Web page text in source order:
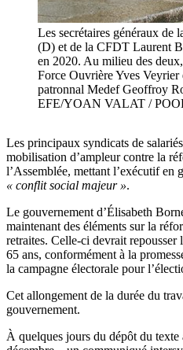
Les secrétaires généraux
(D) et de la CFDT Laurent
en 2020. Au milieu des
Force Ouvrière Yves
patronnal Medef Geoffroy
EFE/YOAN VALAT /
Les principaux syndicats de
mobilisation d’ampleur contre la
l’Assemblée, mettant l’exécutif en
« conflit social majeur ».
Le gouvernement d’Élisabeth
maintenant des éléments sur la
retraites. Celle-ci devrait repousser
65 ans, conformément à la
la campagne électorale pour
Cet allongement de la durée du
gouvernement.
À quelques jours du dépôt du